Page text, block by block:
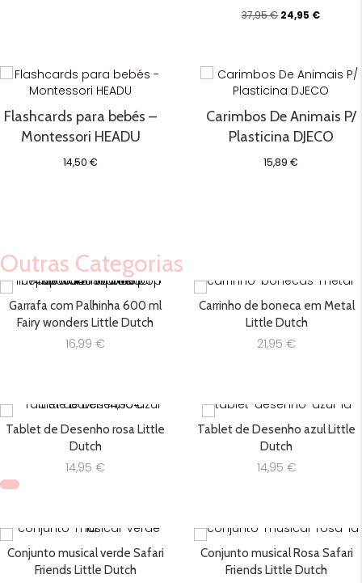
37,95€ O
37,95 €.
24,95 €O
24,95 €.
Flashcards para bebés –
Montessori HEADU
14,50€
Carimbos De Animais P/
Plasticina DJECO
15,89€
Outras Categorias
Garrafa com Palhinha 600 ml
Fairy wonders Little Dutch
16,99 €
Carrinho de boneca em Metal
Little Dutch
21,95 €
Tablet de Desenho rosa Little
Dutch
14,95 €
Tablet de Desenho azul Little
Dutch
14,95 €
Conjunto musical verde Safari
Friends Little Dutch
Conjunto musical Rosa Safari
Friends Little Dutch